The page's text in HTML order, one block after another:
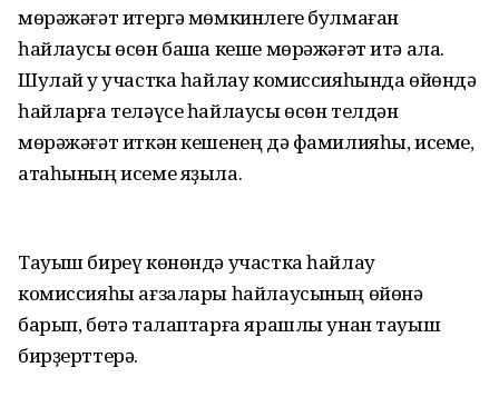
мөрәжәғәт итергә мөмкинлеге булмаған
һайлаусы өсөн башҡа кеше мөрәжәғәт итә ала.
Шулай уҡ участка һайлау комиссияһында өйөндә
һайларға теләүсе һайлаусы өсөн телдән
мөрәжәғәт иткән кешенең дә фамилияһы, исеме,
атаһының исеме яҙыла.
Тауыш биреү көнөндә участка һайлау
комиссияһы ағзалары һайлаусының өйөнә
барып, бөтә талаптарға ярашлы унан тауыш
бирҙерттерә.